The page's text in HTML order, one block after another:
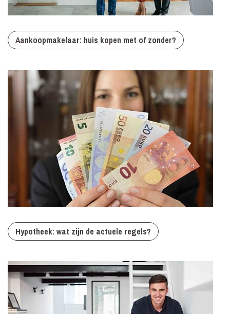
Aankoopmakelaar: huis kopen met of zonder?
Hypotheek: wat zijn de actuele regels?